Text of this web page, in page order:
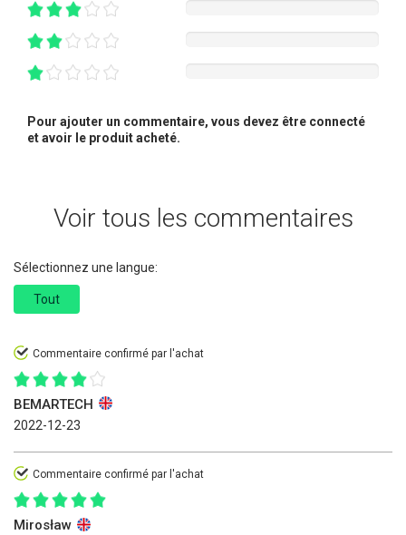
Pour ajouter un commentaire, vous devez être connecté
et avoir le produit acheté.
Voir tous les commentaires
Sélectionnez une langue:
Tout
Commentaire confirmé par l'achat
BEMARTECH
2022-12-23
Commentaire confirmé par l'achat
Mirosław